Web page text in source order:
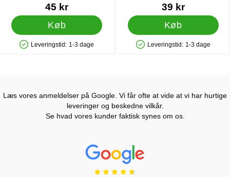
Varenr 2048545 kr
Køb
Produkttilgængelighed: På lager
Leveringstid: 1-3 dage
Varenr 4294639 kr
Køb
Produkttilgængelighed: På lager
Leveringstid: 1-3 dage
Læs vores anmeldelser på Google. Vi får ofte at vide at vi har hurtige
leveringer og beskedne vilkår.
Se hvad vores kunder faktisk synes om os.
Prisjakt Anmeldelser: 4.7 Stjerne